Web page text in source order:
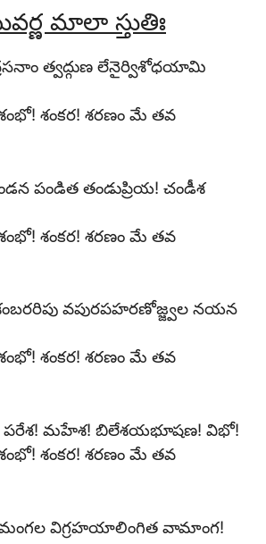
మాలా స్తుతిః
త్వద్గుణ లేనైర్విశోధయామి
శంకర! శరణం మే తవ
పండిత తండుప్రియ! చండీశ
శంకర! శరణం మే తవ
వపురపహరణోజ్జ్వల నయన
శంకర! శరణం మే తవ
పరేశ! మహేశ! బిలేశయభూషణ! విభో!
శంకర! శరణం మే తవ
విగ్రహయాలింగిత వామాంగ!